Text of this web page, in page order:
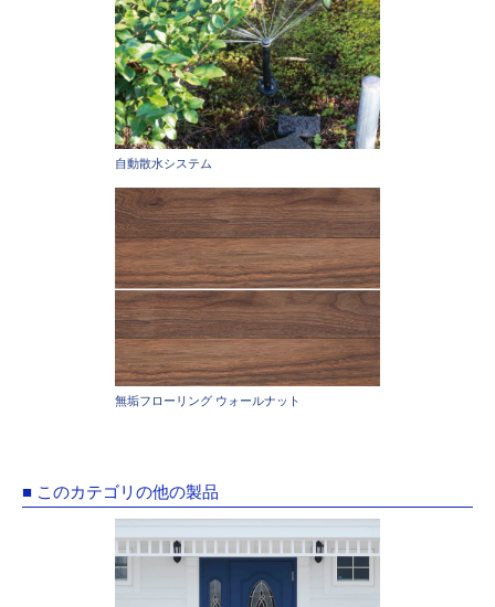
自動散水システム
無垢フローリング ウォールナット
■ このカテゴリの他の製品